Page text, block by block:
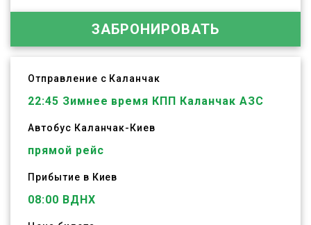
ЗАБРОНИРОВАТЬ
Отправление с Каланчак
22:45 Зимнее время КПП Каланчак АЗС
Автобус Каланчак- Киев
прямой рейс
Прибытие в Киев
08:00 ВДНХ